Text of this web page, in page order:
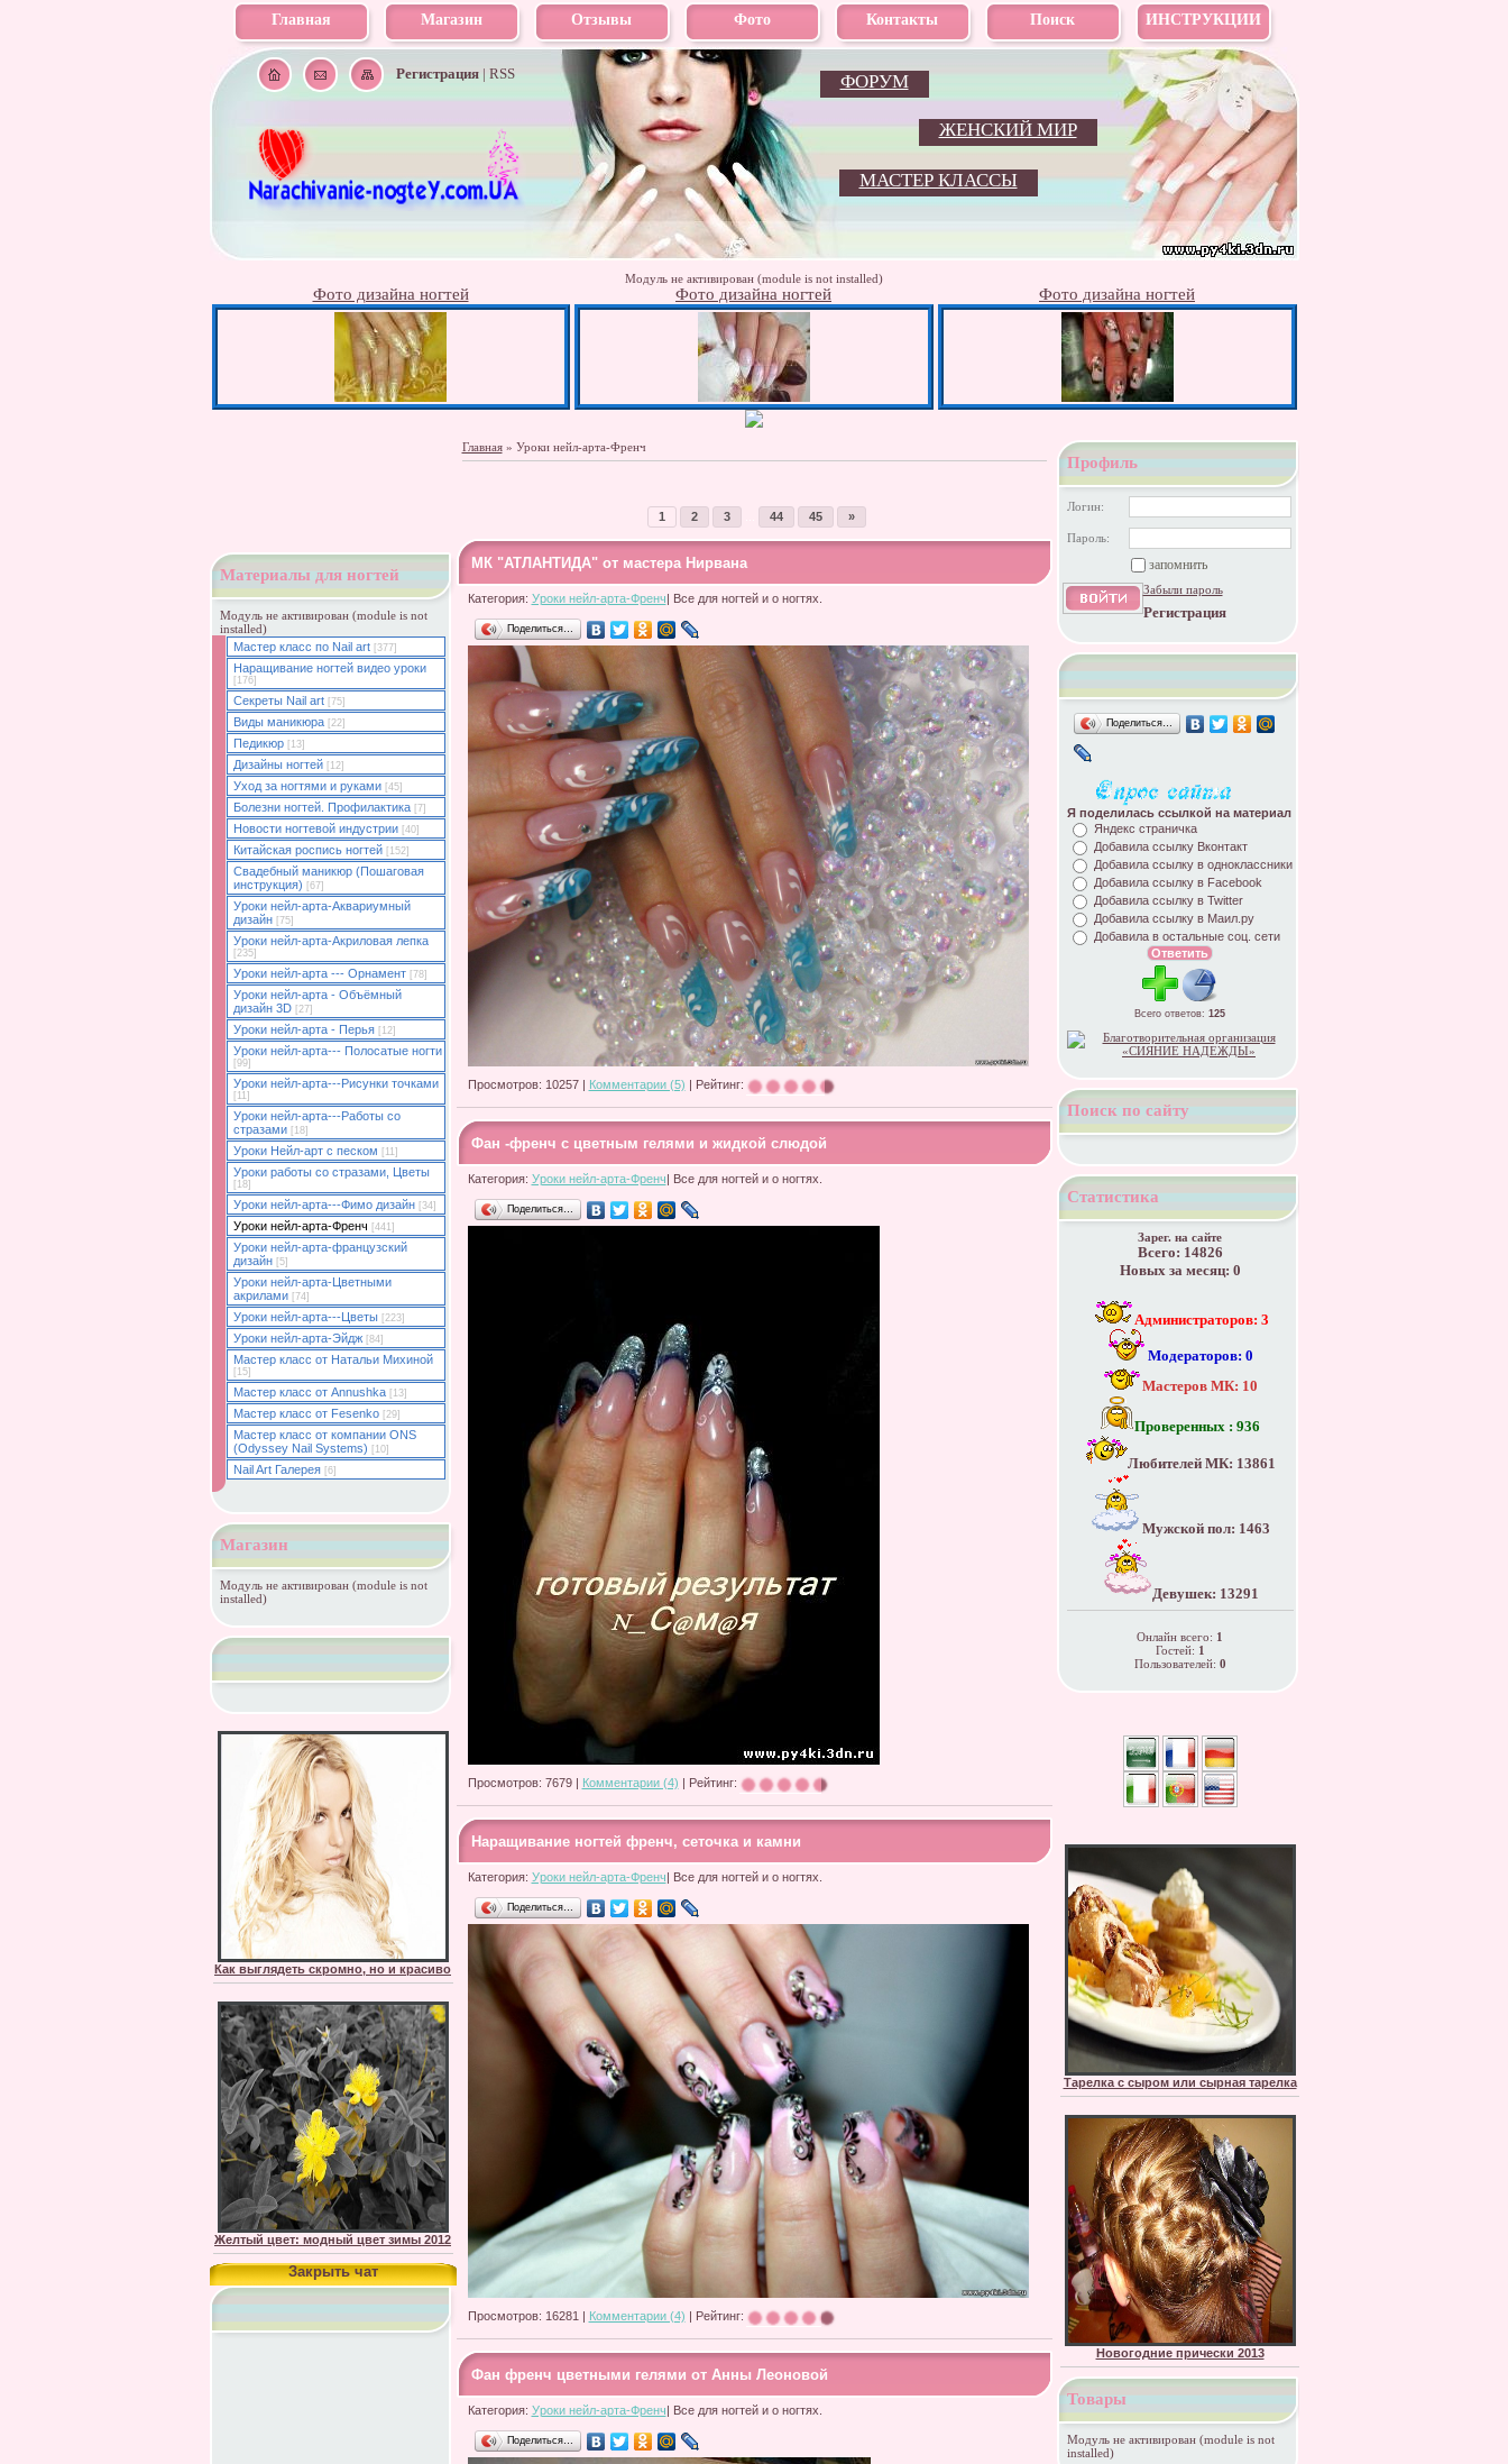
Главная Магазин Отзывы Фото Контакты Поиск ИНСТРУКЦИИ
Регистрация| RSS ФОРУМ
ЖЕНСКИЙ МИР
МАСТЕР КЛАССЫ
Модуль не активирован (module is not installed)
Фото дизайна ногтей Фото дизайна ногтей Фото дизайна ногтей
Главная» Уроки нейл-арта-Френч
1 2 3 44 45 »
МК "АТЛАНТИДА" от мастера Нирвана
Категория: Уроки нейл-арта-Френч| Все для ногтей и о ногтях.
Поделиться…
Просмотров: 10257 | Комментарии (5) | Рейтинг:
Фан -френч с цветным гелями и жидкой слюдой
Категория: Уроки нейл-арта-Френч| Все для ногтей и о ногтях.
Поделиться…
Просмотров: 7679 | Комментарии (4) | Рейтинг:
Наращивание ногтей френч, сеточка и камни
Категория: Уроки нейл-арта-Френч| Все для ногтей и о ногтях.
Поделиться…
Просмотров: 16281 | Комментарии (4) | Рейтинг:
Фан френч цветными гелями от Анны Леоновой
Категория: Уроки нейл-арта-Френч| Все для ногтей и о ногтях.
Поделиться…
Профиль
Логин:
Пароль:
запомнить
Забыли пароль
Регистрация
Поделиться…
Я поделилась ссылкой на материал
Яндекс страничка
Добавила ссылку Вконтакт
Добавила ссылку в одноклассники
Добавила ссылку в Facebook
Добавила ссылку в Twitter
Добавила ссылку в Маил.ру
Добавила в остальные соц. сети
Всего ответов: 125
Поиск по сайту
Статистика
Зарег. на сайте
Всего: 14826
Новых за месяц: 0
Администраторов: 3
Модераторов: 0
Мастеров МК: 10
Проверенных : 936
Любителей МК: 13861
Мужской пол: 1463
Девушек: 13291
Онлайн всего: 1
Гостей: 1
Пользователей: 0
Тарелка с сыром или сырная тарелка
Новогодние прически 2013
Товары
Модуль не активирован (module is not
installed)
Материалы для ногтей
Модуль не активирован (module is not
installed)
Мастер класс по Nail art
[377]
Наращивание ногтей видео уроки
[176]
Секреты Nail art [75]
Виды маникюра [22]
Педикюр [13]
Дизайны ногтей [12]
Уход за ногтями и руками [45]
Болезни ногтей. Профилактика [7]
Новости ногтевой индустрии [40]
Китайская роспись ногтей [152]
Свадебный маникюр (Пошаговая
инструкция)
[67]
Уроки нейл-арта-Аквариумный
дизайн
[75]
Уроки нейл-арта-Акриловая лепка
[235]
Уроки нейл-арта --- Орнамент [78]
Уроки нейл-арта - Объёмный
дизайн 3D
[27]
Уроки нейл-арта - Перья [12]
Уроки нейл-арта--- Полосатые ногти
[99]
Уроки нейл-арта---Рисунки точками
[11]
Уроки нейл-арта---Работы со
стразами
[18]
Уроки Нейл-арт с песком [11]
Уроки работы со стразами, Цветы
[18]
Уроки нейл-арта---Фимо дизайн [34]
Уроки нейл-арта-Френч [441]
Уроки нейл-арта-французский
дизайн
[5]
Уроки нейл-арта-Цветными
акрилами
[74]
Уроки нейл-арта---Цветы [223]
Уроки нейл-арта-Эйдж [84]
Мастер класс от Натальи Михиной
[15]
Мастер класс от Annushka [13]
Мастер класс от Fesenko [29]
Мастер класс от компании ONS
(Odyssey Nail Systems)
[10]
Nail Art Галерея [6]
Магазин
Модуль не активирован (module is not
installed)
Как выглядеть скромно, но и красиво
Желтый цвет: модный цвет зимы 2012
Закрыть чат